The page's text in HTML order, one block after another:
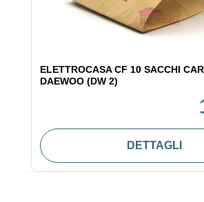
ELETTROCASA CF 10 SACCHI
DAEWOO (DW 2)
DETTAGLI